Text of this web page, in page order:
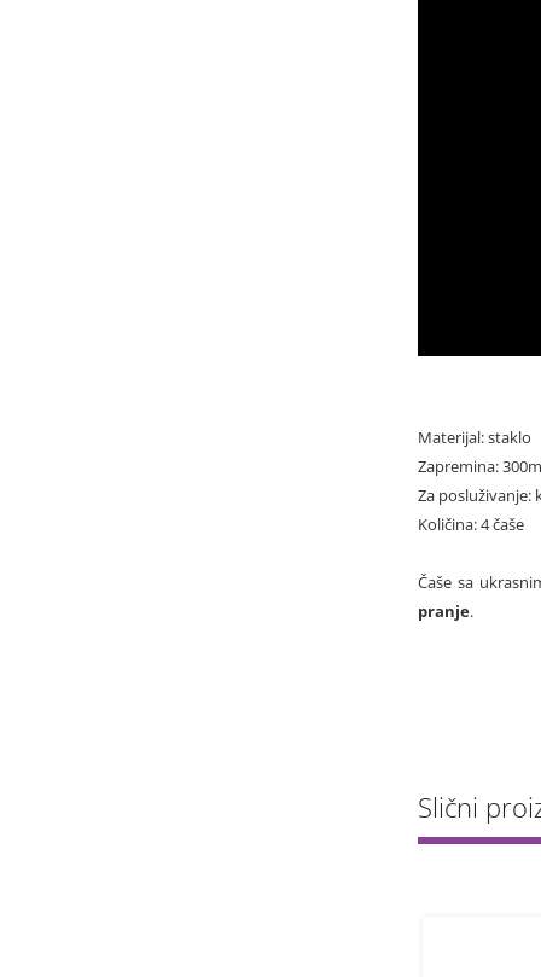
Materijal: staklo
Zapremina:
Za posluživanje:
Količina: 4 čaše
Čaše sa
pranje.
Slični